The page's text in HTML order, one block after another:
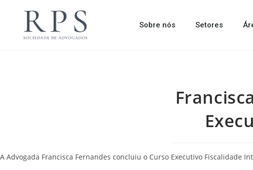
Sobre nós Setores
A Advogada Francisca Fernandes concluiu o Curso Executivo Fiscalidade